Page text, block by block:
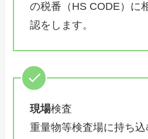
の税番（HS CODE）に
認をします。
現場検査
重量物等検査場に持ち